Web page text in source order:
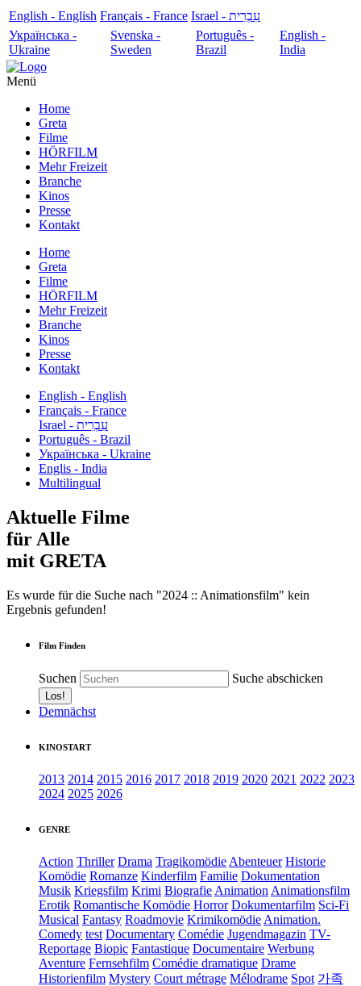
English - English Français - France
עִבְרִית - Israel
Українська -
Ukraine
Svenska -
Sweden
Português -
Brazil
English -
India
Menü
Home
Greta
Filme
HÖRFILM
Mehr Freizeit
Branche
Kinos
Presse
Kontakt
Home
Greta
Filme
HÖRFILM
Mehr Freizeit
Branche
Kinos
Presse
Kontakt
English - English
Français - France
עִבְרִית - Israel
Português - Brazil
Українська - Ukraine
Englis - India
Multilingual
Aktuelle Filme
für Alle
mit GRETA
Es wurde für die Suche nach "2024 :: Animationsfilm" kein
Ergebnis gefunden!
Film Finden
Suchen Suche abschicken
Demnächst
KINOSTART
2013 2014 2015 2016 2017 2018 2019 2020 2021 2022 2023
2024 2025 2026
GENRE
Action Thriller Drama Tragikomödie Abenteuer Historie
Komödie Romanze Kinderfilm Familie Dokumentation
Musik Kriegsfilm Krimi Biografie Animation Animationsfilm
Erotik Romantische Komödie Horror Dokumentarfilm Sci-Fi
Musical Fantasy Roadmovie Krimikomödie Animation.
Comedy test Documentary Comédie Jugendmagazin TV-
Reportage Biopic Fantastique Documentaire Werbung
Aventure Fernsehfilm Comédie dramatique Drame
Historienfilm Mystery Court métrage Mélodrame Spot 가족